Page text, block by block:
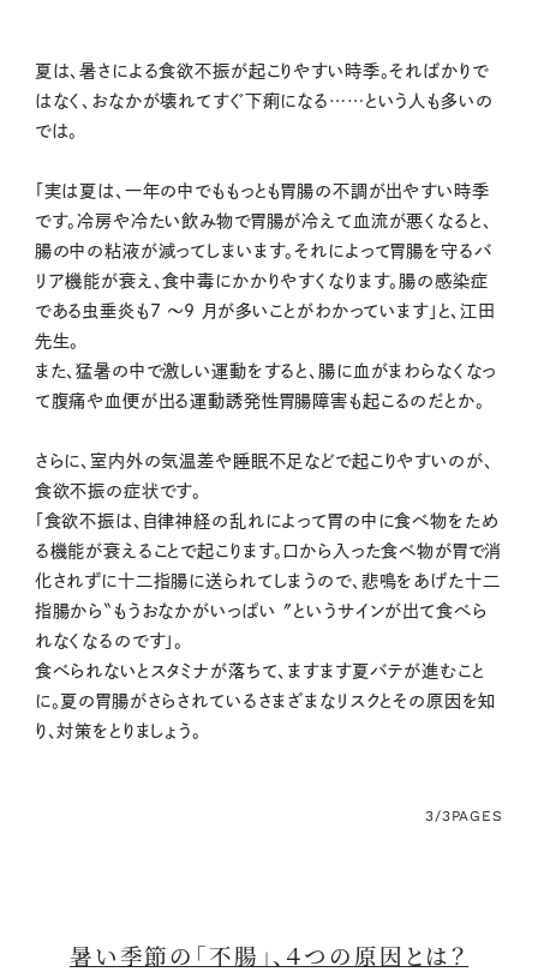
夏は、暑さによる食欲不振が起こりやすい時季。そればかりで
はなく、おなかが壊れてすぐ下痢になる……という人も多いの
では。
「実は夏は、一年の中でももっとも胃腸の不調が出やすい時季
です。冷房や冷たい飲み物で胃腸が冷えて血流が悪くなると、
腸の中の粘液が減ってしまいます。それによって胃腸を守るバ
リア機能が衰え、食中毒にかかりやすくなります。腸の感染症
である虫垂炎も7 〜9 月が多いことがわかっています」と、江田
先生。
また、猛暑の中で激しい運動をすると、腸に血がまわらなくなっ
て腹痛や血便が出る運動誘発性胃腸障害も起こるのだとか。
さらに、室内外の気温差や睡眠不足などで起こりやすいのが、
食欲不振の症状です。
「食欲不振は、自律神経の乱れによって胃の中に食べ物をため
る機能が衰えることで起こります。口から入った食べ物が胃で消
化されずに十二指腸に送られてしまうので、悲鳴をあげた十二
指腸から〝もうおなかがいっぱい〞というサインが出て食べら
れなくなるのです」。
食べられないとスタミナが落ちて、ますます夏バテが進むこと
に。夏の胃腸がさらされているさまざまなリスクとその原因を知
り、対策をとりましょう。
3/3PAGES
暑い季節の「不腸」、４つの原因とは？